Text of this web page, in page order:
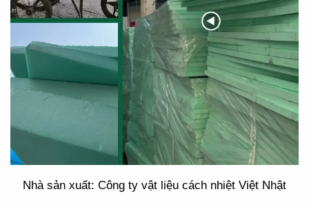
Nhà sản xuất: Công ty vật liệu cách nhiệt Việt Nhật